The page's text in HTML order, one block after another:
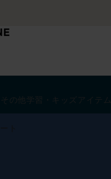
その他 学習・キッズアイテム